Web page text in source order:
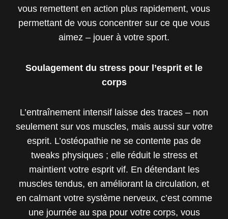
vous remettent en action plus rapidement, vous
permettant de vous concentrer sur ce que vous
aimez – jouer à votre sport.
Soulagement du stress pour l’esprit et le
corps
L’entraînement intensif laisse des traces – non
seulement sur vos muscles, mais aussi sur votre
esprit. L’ostéopathie ne se contente pas de
tweaks physiques ; elle réduit le stress et
maintient votre esprit vif. En détendant les
muscles tendus, en améliorant la circulation, et
en calmant votre système nerveux, c’est comme
une journée au spa pour votre corps, vous